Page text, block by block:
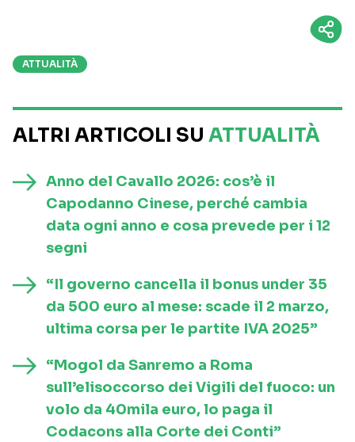
ATTUALITÀ
ALTRI ARTICOLI SU ATTUALITÀ
Anno del Cavallo 2026: cos’è il
Capodanno Cinese, perché cambia
data ogni anno e cosa prevede per i 12
segni
“Il governo cancella il bonus under 35
da 500 euro al mese: scade il 2 marzo,
ultima corsa per le partite IVA 2025”
“Mogol da Sanremo a Roma
sull’elisoccorso dei Vigili del fuoco: un
volo da 40mila euro, lo paga il
Codacons alla Corte dei Conti”